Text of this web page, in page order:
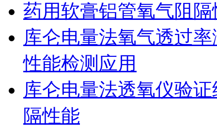
药用软膏铝管氧气阻
库仑电量法氧气透过
性能检测应用
库仑电量法透氧仪验
隔性能